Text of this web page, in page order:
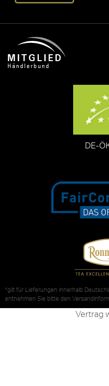
DE-
*gilt für Lieferungen innerhalb
entnehmen Sie bitte den
Vertrag